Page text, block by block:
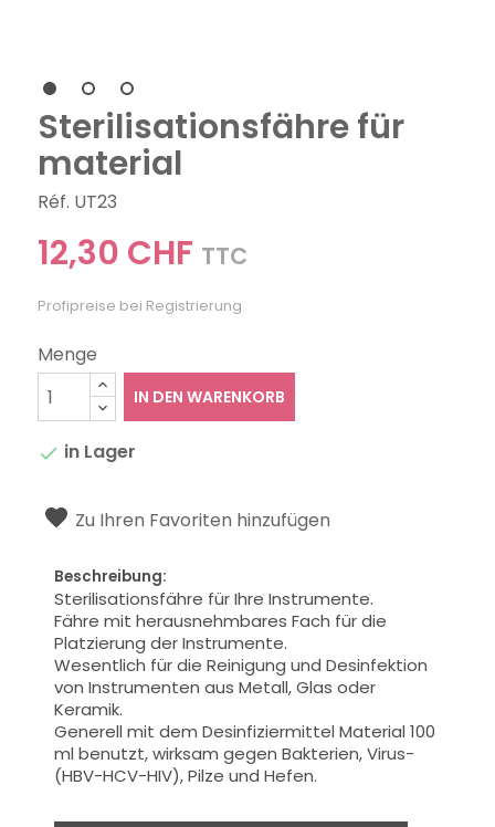
Sterilisationsfähre für
material
Réf. UT23
12,30 CHF TTC
Profipreise bei Registrierung
Menge
IN DEN WARENKORB
 in Lager
Zu Ihren Favoriten hinzufügen
Beschreibung:
Sterilisationsfähre für Ihre Instrumente.
Fähremit herausnehmbares Fach für die
Platzierung derInstrumente.
Wesentlich für die Reinigung und Desinfektion
von Instrumenten aus Metall, Glas oder
Keramik.
Generell mit dem Desinfiziermittel Material 100
ml benutzt, wirksam gegen Bakterien,Virus-
(HBV-HCV-HIV),Pilze und Hefen.